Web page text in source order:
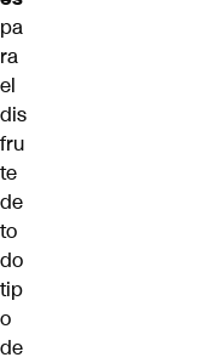
pa
ra
el
dis
fru
te
de
to
do
tip
o
de